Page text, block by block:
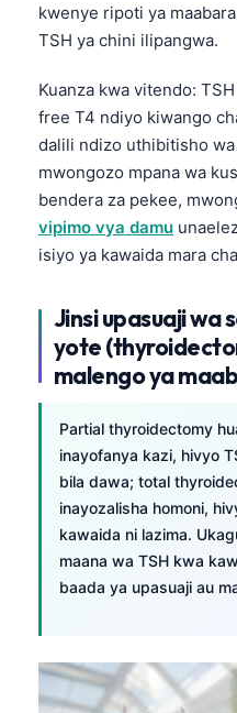
kwenye ripoti ya
TSH ya chini ilipangwa.
Kuanza kwa vitendo:
free T4 ndiyo kiwango
dalili ndizo uthibitisho
mwongozo mpana wa
bendera za pekee,
vipimo vya damu
isiyo ya kawaida mara
Jinsi upasuaji wa
yote
malengo ya
Partial thyroidectomy
inayofanya kazi, hivyo
bila dawa; total
inayozalisha homoni,
kawaida ni lazima.
maana wa TSH kwa
baada ya upasuaji au